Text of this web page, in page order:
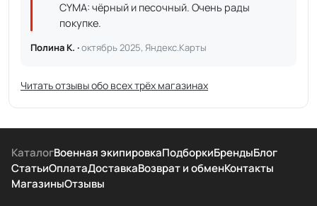
CYMA: чёрный и песочный. Очень рады
покупке.
Полина К. ·октябрь 2025, Яндекс.Карты
Читать отзывы обо всех трёх магазинах
КаталогВоенная экипировкаПодборкиБрендыБлог
СтатьиОплатаДоставкаВозврат и обменКонтакты
МагазиныОтзывы